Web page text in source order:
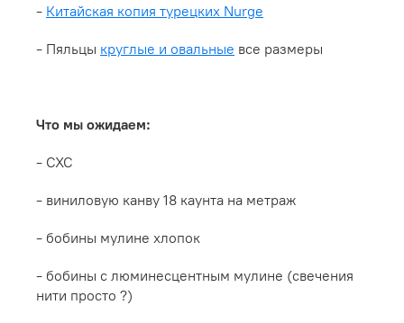
- Китайская копия турецких Nurge
- Пяльцы круглые и овальные все размеры
Что мы ожидаем:
- СХС
- виниловую канву 18 каунта на метраж
- бобины мулине хлопок
- бобины с люминесцентным мулине (свечения
нити просто ?)